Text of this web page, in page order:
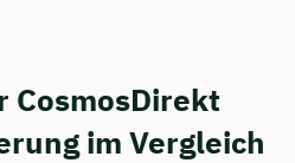
CosmosDirekt
im Vergleich